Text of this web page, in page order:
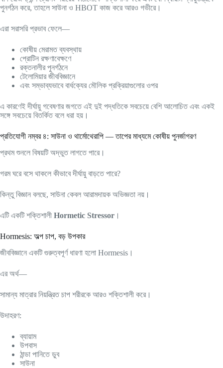
পুনর্গঠন করে, তাহলে সাউনা ও HBOT কাজ করে আরও গভীরে।
এরা সরাসরি প্রভাব ফেলে—
কোষীয় মেরামত ব্যবস্থায়
প্রোটিন রক্ষণাবেক্ষণে
রক্তনালীর পুনর্গঠনে
টেলোমিয়ার জীববিজ্ঞানে
এবং সম্ভাব্যভাবে বার্ধক্যের মৌলিক প্রক্রিয়াগুলোর ওপর
এ কারণেই দীর্ঘায়ু গবেষণার জগতে এই দুই পদ্ধতিকে সবচেয়ে বেশি আলোচিত এবং একই
সঙ্গে সবচেয়ে বিতর্কিত বলে ধরা হয়।
প্রতিযোগী নম্বর ৪: সাউনা ও থার্মোথেরাপি — তাপের মাধ্যমে কোষীয় পুনর্জাগরণ
প্রথম শুনলে বিষয়টি অদ্ভুত লাগতে পারে।
গরম ঘরে বসে থাকলে কীভাবে দীর্ঘায়ু বাড়তে পারে?
কিন্তু বিজ্ঞান বলছে, সাউনা কেবল আরামদায়ক অভিজ্ঞতা নয়।
এটি একটি শক্তিশালী Hormetic Stressor ।
Hormesis: অল্প চাপ, বড় উপকার
জীববিজ্ঞানে একটি গুরুত্বপূর্ণ ধারণা হলো Hormesis।
এর অর্থ—
সামান্য মাত্রার নিয়ন্ত্রিত চাপ শরীরকে আরও শক্তিশালী করে।
উদাহরণ:
ব্যায়াম
উপবাস
ঠান্ডা পানিতে ডুব
সাউনা